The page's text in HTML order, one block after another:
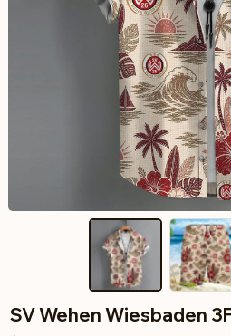
SV Wehen Wiesbaden